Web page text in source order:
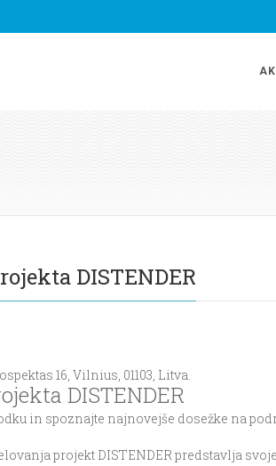
DISTENDER
16, Vilnius, 01103, Litva.
DISTENDER
in spoznajte najnovejše dosežke na
projekt DISTENDER predstavlja